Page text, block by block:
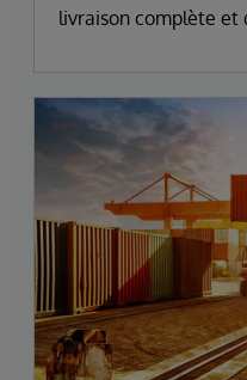
livraison complète et